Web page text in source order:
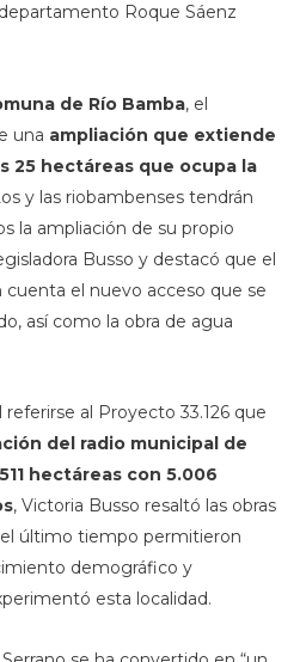
Roque Sáenz
de Río Bamba, el
una ampliación que extiende
25 hectáreas que ocupa la
y las riobambenses tendrán
la ampliación de su propio
Busso y destacó que el
el nuevo acceso que se
así como la obra de agua
al Proyecto 33.126 que
del radio municipal de
hectáreas con 5.006
, Victoria Busso resaltó las obras
último tiempo permitieron
demográfico y
esta localidad.